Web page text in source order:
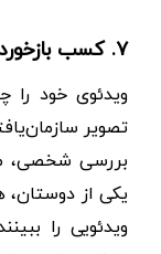
۷. کسب بازخوردها
ویدئوی خود را
تصویر
بررسی شخصی،
یکی از دوستان،
ویدئویی را